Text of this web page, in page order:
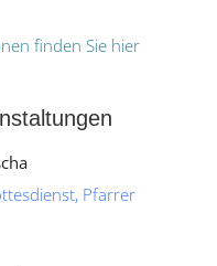
finden Sie hier
Pfarrer